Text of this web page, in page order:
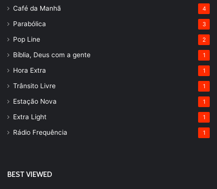
Café da Manhã 4
Parabólica 3
Pop Line 2
Bíblia, Deus com a gente 1
Hora Extra 1
Trânsito Livre 1
Estação Nova 1
Extra Light 1
Rádio Frequência 1
BEST VIEWED